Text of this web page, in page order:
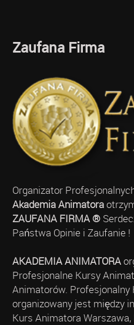
Zaufana Firma
Organizator
Akademia Animatora
ZAUFANA FIRMA ®
Państwa Opinie i Zaufanie !
AKADEMIA ANIMATORA
Profesjonalne Kursy
Animatorów. Profesjonalny
organizowany jest między
Kurs Animatora